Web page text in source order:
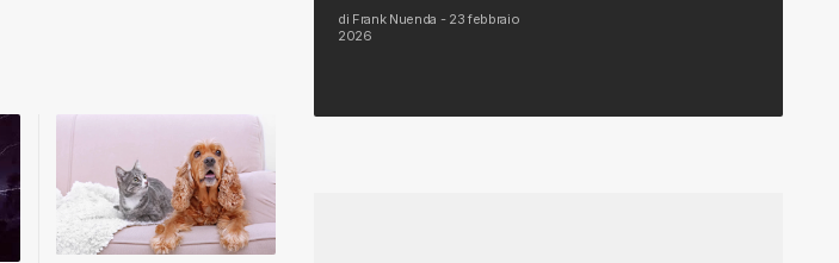
di Frank Nuenda - 23 febbraio
2026